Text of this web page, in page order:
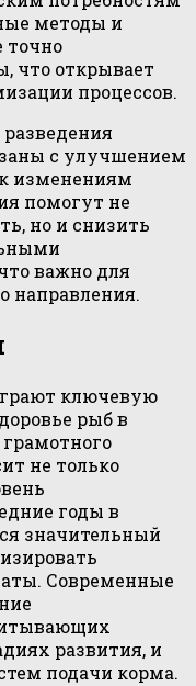
методы и
точно
что открывает
процессов.
с улучшением
изменениям
помогут не
но и снизить
важно для
направления.
ключевую
рыб в
не только
годы в
значительный
Современные
развития, и
подачи корма.